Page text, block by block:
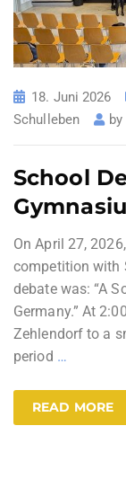
18. Juni 2026
Schulleben
by
School
On April 27,
competition with
debate was: “A
Germany.” At
Zehlendorf to a
period …
READ MORE